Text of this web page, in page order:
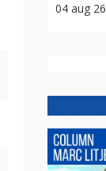
04 aug 26